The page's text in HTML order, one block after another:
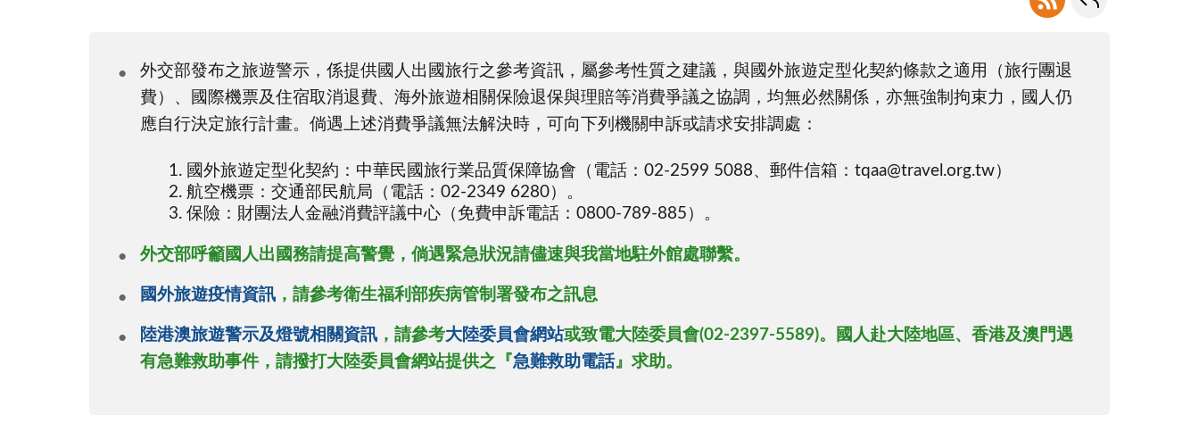
外交部發布之旅遊警示，係提供國人出國旅行之參考資訊，屬參考性質之建議，與國外旅遊定型化契約條款之適用（旅行團退
費）、國際機票及住宿取消退費、海外旅遊相關保險退保與理賠等消費爭議之協調，均無必然關係，亦無強制拘束力，國人仍
應自行決定旅行計畫。倘遇上述消費爭議無法解決時，可向下列機關申訴或請求安排調處：
國外旅遊定型化契約：中華民國旅行業品質保障協會（電話：02-2599 5088、郵件信箱：tqaa@travel.org.tw）
航空機票：交通部民航局（電話：02-2349 6280）。
保險：財團法人金融消費評議中心（免費申訴電話：0800-789-885）。
外交部呼籲國人出國務請提高警覺，倘遇緊急狀況請儘速與我當地駐外館處聯繫。
國外旅遊疫情資訊 ，請參考衛生福利部疾病管制署發布之訊息
陸港澳旅遊警示及燈號相關資訊 ，請參考大陸委員會網站或致電大陸委員會(02-2397-5589)。國人赴大陸地區、香港及澳門遇
有急難救助事件，請撥打大陸委員會網站提供之『 急難救助電話』求助。